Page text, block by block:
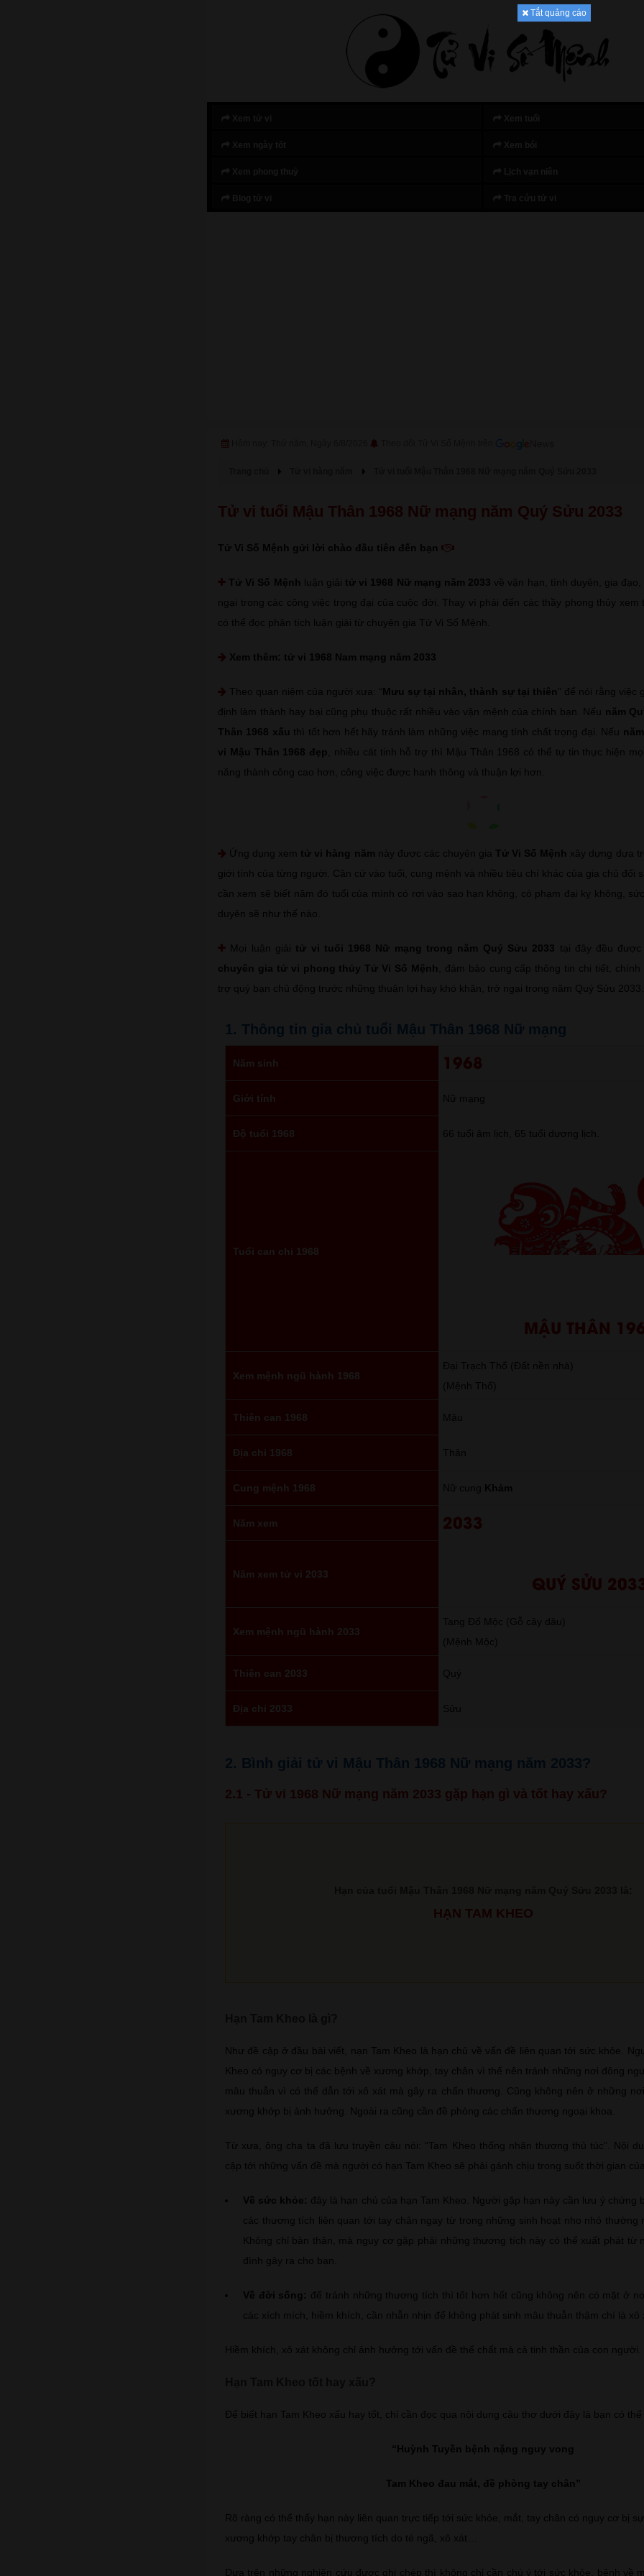
Tắt quảng cáo
Tử vi tuổi Mậu Thân 1968 Nữ mạng năm Quý Sửu 2033
Tử Vi Số Mệnh gửi lời chào đầu tiên đến bạn
Tử Vi Số Mệnh luận giải tử vi 1968 Nữ mạng năm 2033 về vận hạn, tình duyên, gia
ngại trong các công việc trọng đại của cuộc đời. Thay vì phải đến các thầy phong thủy
có thể đọc phân tích luận giải từ chuyên gia Tử Vi Số Mệnh.
Xem thêm: tử vi 1968 Nam mạng năm 2033
Theo quan niệm của người xưa: “Mưu sự tại nhân, thành sự tại thiên ” để nói rằng việc
định làm thành hay bại cũng phụ thuộc rất nhiều vào vận mệnh của chính bạn. Nếu năm
Thân 1968 xấu thì tốt hơn hết hãy tránh làm những việc mang tính chất trọng đại. Nếu
vi Mậu Thân 1968 đẹp , nhiều cát tinh hỗ trợ thì Mậu Thân 1968 có thể tự tin thực hiện
năng thành công cao hơn, công việc được hanh thông và thuận lợi hơn.
Ứng dụng xem tử vi hàng năm này được các chuyên gia Tử Vi Số Mệnh xây dựng dựa
giới tính của từng người. Căn cứ vào tuổi, cung mệnh và nhiều tiêu chí khác của gia chủ đối
cần xem sẽ biết năm đó tuổi của mình có rơi vào sao hạn không, có phạm đại kỵ không,
duyên sẽ như thế nào.
Mọi luận giải tử vi tuổi 1968 Nữ mạng trong năm Quý Sửu 2033 tại đây đều
chuyên gia tử vi phong thủy Tử Vi Số Mệnh
, đảm bảo cung cấp thông tin chi tiết,
trợ quý bạn chủ động trước những thuận lợi hay khó khăn, trở ngại trong năm Quý Sửu 2033.
1. Thông tin gia chủ tuổi Mậu Thân 1968 Nữ mạng
Năm sinh 1968
Giới tính Nữ mạng
Độ tuổi 1968 66 tuổi âm lịch, 65 tuổi dương lịch.
Tuổi can chi 1968
MẬU THÂN
Xem mệnh ngũ hành 1968
Đại Trạch Thổ (Đất nền nhà)
(Mệnh Thổ)
Thiên can 1968 Mậu
Địa chi 1968 Thân
Cung mệnh 1968 Nữ cung Khảm
Năm xem 2033
Năm xem tử vi 2033 QUÝ SỬU
Xem mệnh ngũ hành 2033
Tang Đố Mộc (Gỗ cây dâu)
(Mệnh Mộc)
Thiên can 2033 Quý
Địa chi 2033 Sửu
2. Bình giải tử vi Mậu Thân 1968 Nữ mạng năm 2033?
2.1 - Tử vi 1968 Nữ mạng năm 2033 gặp hạn gì và tốt hay xấu?
HẠN TAM KHEO
Như đề cập ở đầu bài viết, nạn Tam Kheo là hạn chủ về vấn đề liên quan tới sức khỏe.
Kheo có nguy cơ bị các bệnh về xương khớp, tay chân vì thế nên tránh những nơi đông
mâu thuẫn vì có thể dẫn tới xô xát mà gây ra chấn thương. Cũng không nên ở những
xương khớp bị ảnh hưởng. Ngoài ra cũng cần đề phòng các chấn thương ngoại khoa.
Từ xưa, ông cha ta đã lưu truyền câu nói: “Tam Kheo thống nhãn thương thủ túc”. Nội
cập tới những vấn đề mà người có hạn Tam Kheo sẽ phải gánh chịu trong suốt thời gian
Về sức khỏe: đây là hạn chủ của hạn Tam Kheo. Người gặp hạn này cần lưu ý chứng
các thương tích liên quan tới tay chân ngay từ trong những sinh hoạt nho nhỏ thường
Không chỉ bản thân, mà nguy cơ gặp phải những thương tích này có thể xuất phát từ
đình gây ra cho bạn.
Về đời sống: để tránh những thương tích thì tốt hơn hết cũng không nên có mặt ở
các xích mích, hiềm khích, cần nhẫn nhịn để không phát sinh mâu thuẫn thậm chí là xô
Hiềm khích, xô xát không chỉ ảnh hưởng tới vấn đề thể chất mà cả tinh thần của con người.
Để biết hạn Tam Kheo xấu hay tốt, chỉ cần đọc qua nội dung câu thơ dưới đây là bạn có
“Huỳnh Tuyền bệnh nặng nguy vong
Tam Kheo đau mắt, đề phòng tay chân”
Rõ ràng có thể thấy hạn này liên quan trực tiếp tới sức khỏe, mắt, tay chân có nguy cơ bị
xương khớp tay chân bị thương tích do té ngã, xô xát…
Dựa trên những nghiên cứu được ghi chép thì không chỉ cần chú ý tới sức khỏe, bệnh về